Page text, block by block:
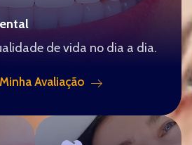
de vida no dia a dia.
Avaliação